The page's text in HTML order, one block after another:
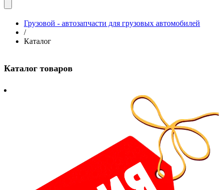
Грузовой - автозапчасти для грузовых автомобилей
/
Каталог
Каталог товаров